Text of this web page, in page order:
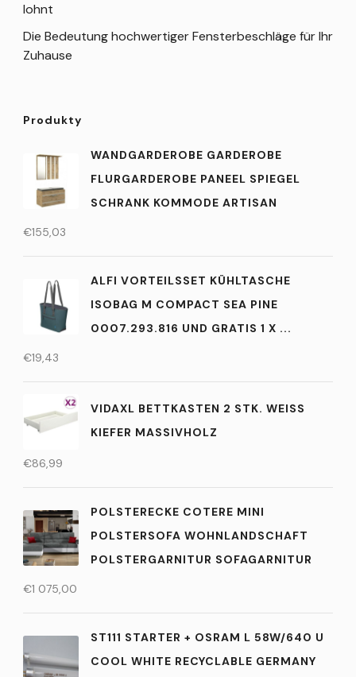
lohnt
Die Bedeutung hochwertiger Fensterbeschläge für Ihr
Zuhause
Produkty
WANDGARDEROBE GARDEROBE
FLURGARDEROBE PANEEL SPIEGEL
SCHRANK KOMMODE ARTISAN
€155,03
ALFI VORTEILSSET KÜHLTASCHE
ISOBAG M COMPACT SEA PINE
0007.293.816 UND GRATIS 1 X ...
€19,43
VIDAXL BETTKASTEN 2 STK. WEISS K
IEFER MASSIVHOLZ
€86,99
POLSTERECKE COTERE MINI
POLSTERSOFA WOHNLANDSCHAFT
POLSTERGARNITUR SOFAGARNITUR
€1 075,00
ST111 STARTER + OSRAM L 58W/640 U
COOL WHITE RECYCLABLE GERMANY